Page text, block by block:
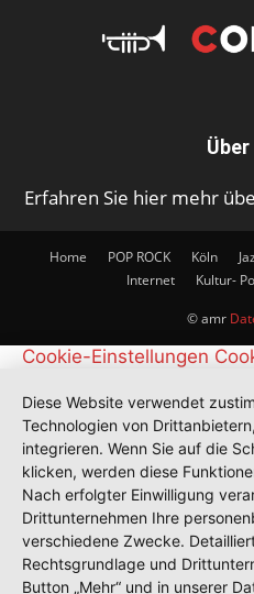
Über
Erfahren Sie hier mehr
Home POP ROCK Köln
Internet
Kultur-
© amr
Cookie-Einstellungen
Diese Website verwendet
Technologien von
integrieren. Wenn Sie auf die
klicken, werden diese
Nach erfolgter Einwilligung
Drittunternehmen Ihre
verschiedene Zwecke.
Rechtsgrundlage und
Button „Mehr“ und in unserer